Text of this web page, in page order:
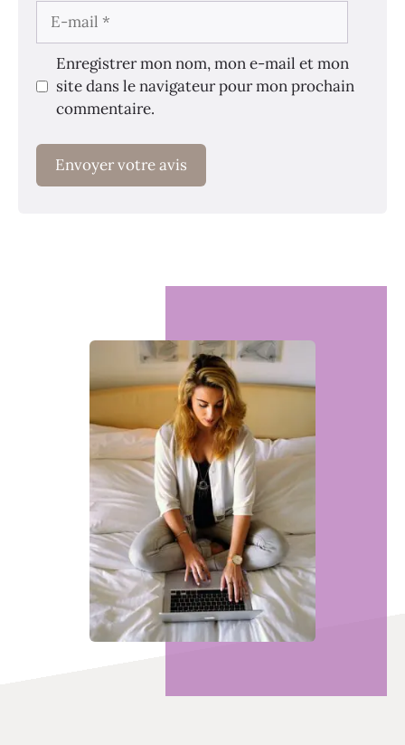
E-
mail
Enregistrer mon nom, mon e-mail et mon
site dans le navigateur pour mon prochain
commentaire.